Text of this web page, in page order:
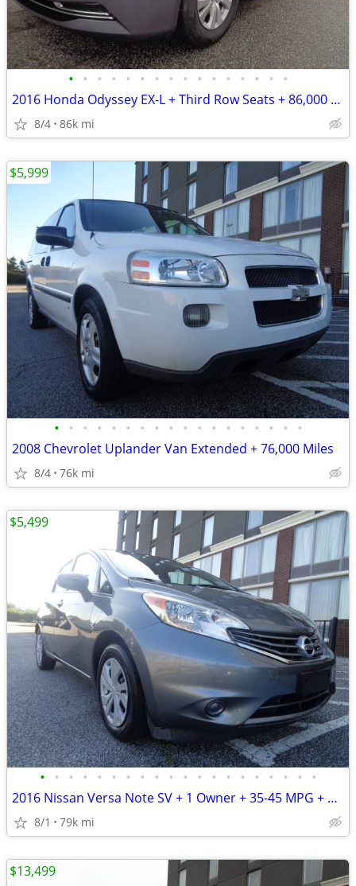
• • • • • • • • • • • • • • • •
2016 Honda Odyssey EX-L + Third Row Seats + 86,000 Miles
8/4 86k mi
• • • • • • • • • • • • • • • • • •
2008 Chevrolet Uplander Van Extended + 76,000 Miles
8/4 76k mi
$5,999
• • • • • • • • • • • • • • • • • • • •
2016 Nissan Versa Note SV + 1 Owner + 35-45 MPG + 79,000 Miles
8/1 79k mi
$5,499
$13,499